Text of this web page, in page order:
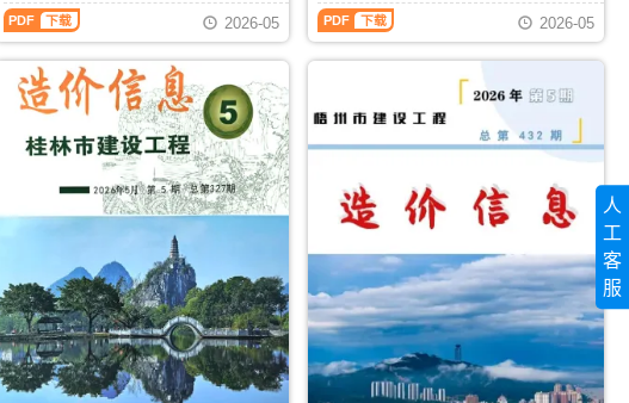
标
准
工
用
城
港
工
程
招
标
一
期
贺
州
建
设
工
程
造
价
编
制，
属
于
市
工
册，
梧
州
市
造
价
刊，
由
防
信
布，
用
于
防
城
百
色
市
造
用
于
百
色
工
程
招
南
宁
价
宁
建
设
工
程
造
PDF 下载
2026-05
柳
州
月
价
（柳
建
工
程
造
价
信
下载
2026-05
人
工
客
服